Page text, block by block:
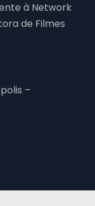
à Network
de Filmes
–